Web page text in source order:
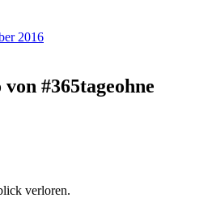
2016
#365tageohne
verloren.